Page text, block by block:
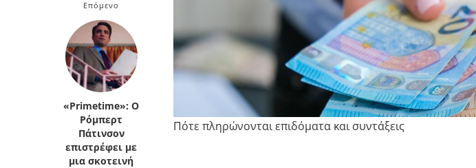
Κρήτη
Κυκλάδες
Πελοπόννησος
Πελοπόννησος
Επόμενο
«Primetime»: Ο
Ρόμπερτ
Πάτινσον
επιστρέφει με
μια σκοτεινή
Πότε πληρώνονται επιδόματα και συντάξεις